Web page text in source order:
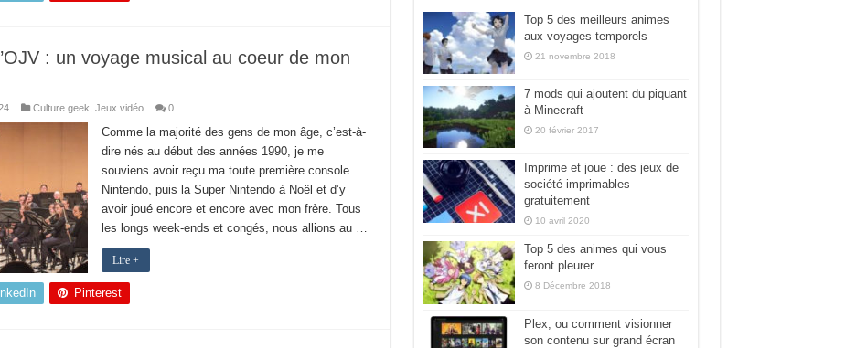
: un voyage musical au coeur de mon
Culture geek Jeux vidéo 0
Comme la majorité des gens de mon âge, c’est-à-
dire nés au début des années 1990, je me
souviens avoir reçu ma toute première console
Nintendo, puis la Super Nintendo à Noël et d’y
avoir joué encore et encore avec mon frère. Tous
les longs week-ends et congés, nous allions au …
Lire +
Pinterest
Top 5 des meilleurs animes
aux voyages temporels
21 novembre 2018
7 mods qui ajoutent du piquant
à Minecraft
20 février 2017
Imprime et joue : des jeux de
société imprimables
gratuitement
10 avril 2020
Top 5 des animes qui vous
feront pleurer
8 Décembre 2018
Plex, ou comment visionner
son contenu sur grand écran